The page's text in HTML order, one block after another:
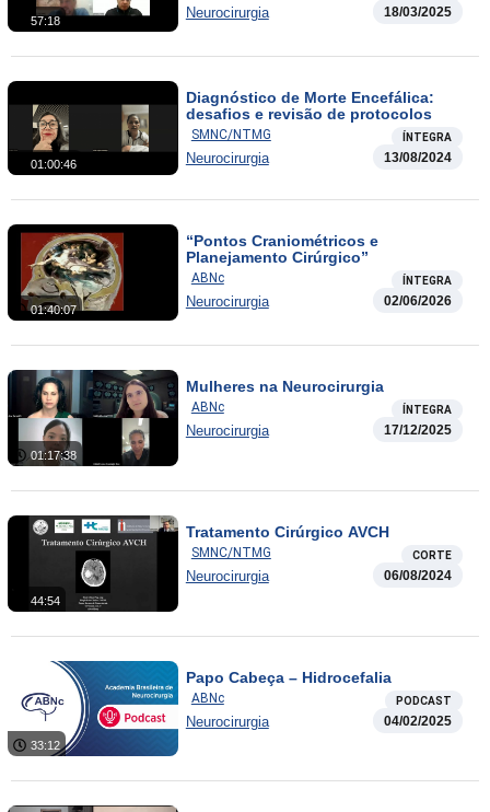
57:18 Neurocirurgia 18/03/2025
01:00:46
Diagnóstico de Morte Encefálica:
desafios e revisão de protocolos
SMNC/NTMG ÍNTEGRA
Neurocirurgia 13/08/2024
01:40:07
“Pontos Craniométricos e
Planejamento Cirúrgico”
ABNc ÍNTEGRA
Neurocirurgia 02/06/2026
01:17:38
Mulheres na Neurocirurgia
ABNc ÍNTEGRA
Neurocirurgia 17/12/2025
44:54
Tratamento Cirúrgico AVCH
SMNC/NTMG CORTE
Neurocirurgia 06/08/2024
33:12
Papo Cabeça – Hidrocefalia
ABNc PODCAST
Neurocirurgia 04/02/2025